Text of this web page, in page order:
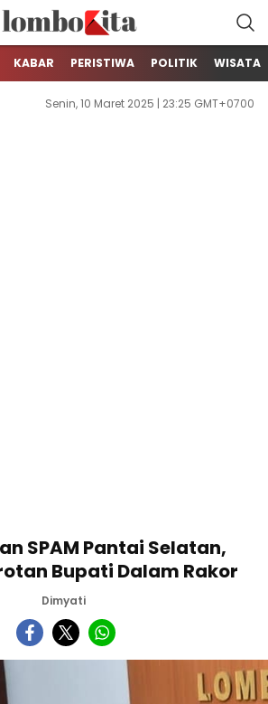
LOMBOKita
Berita Online dari Lombok
KABAR PERISTIWA POLITIK WISATA
Senin, 10 Maret 2025 | 23:25 GMT+0700
SPAM Pantai Selatan,
Bupati Dalam Rakor
Dimyati